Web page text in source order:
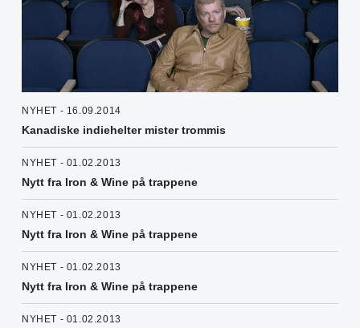
NYHET - 16.09.2014
Kanadiske indiehelter mister trommis
NYHET - 01.02.2013
Nytt fra Iron & Wine på trappene
NYHET - 01.02.2013
Nytt fra Iron & Wine på trappene
NYHET - 01.02.2013
Nytt fra Iron & Wine på trappene
NYHET - 01.02.2013